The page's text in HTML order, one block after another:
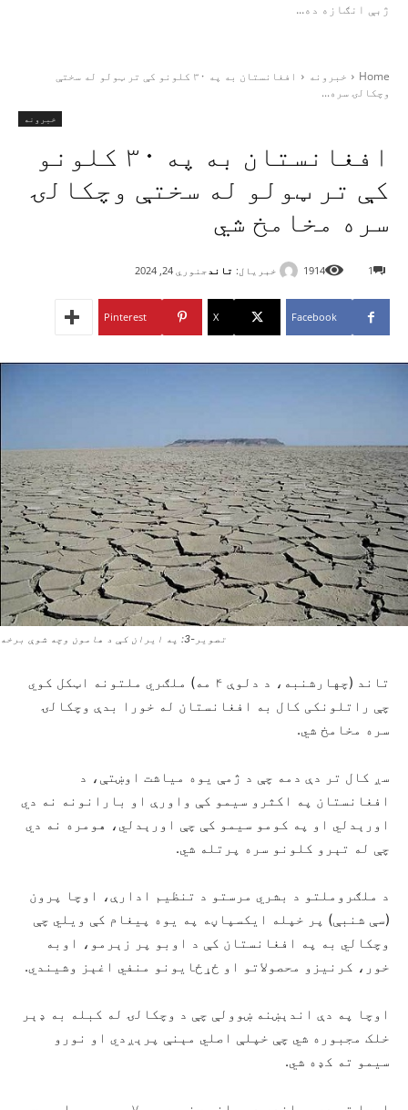
ژبې انګازه ده...